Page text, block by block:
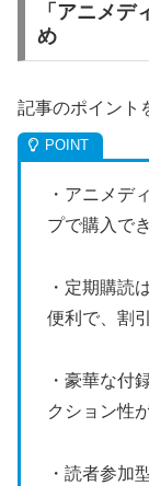
「アニメデ
め
記事のポイント
・アニメデ
プで購入で
・定期購読
便利で、割
・豪華な付
クション性
・読者参加